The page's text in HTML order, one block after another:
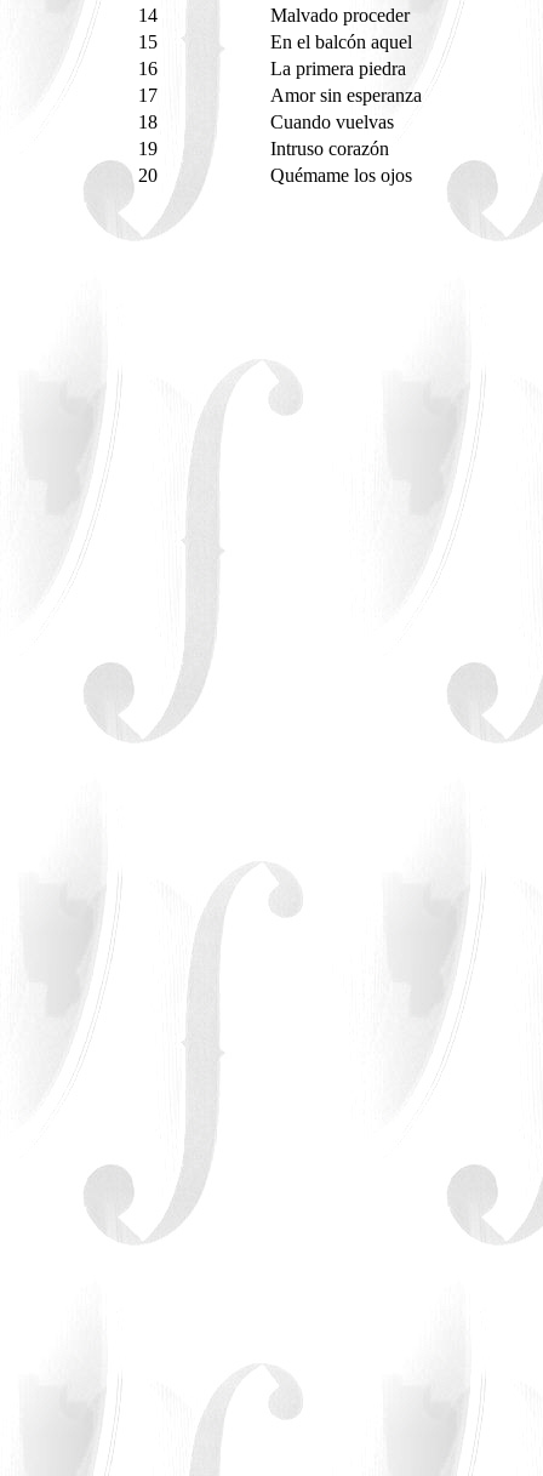
14
Malvado proceder
15
En el balcón aquel
16
La primera piedra
17
Amor sin esperanza
18
Cuando vuelvas
19
Intruso corazón
20
Quémame los ojos